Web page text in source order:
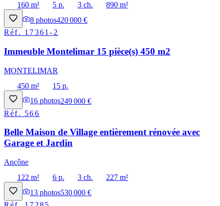
160 m²
5 p. 3 ch.
890 m²
8 photos420 000 €
Réf. 17361-2
Immeuble Montelimar 15 pièce(s) 450 m2
MONTELIMAR
450 m²
15 p.
16 photos249 000 €
Réf. 566
Belle Maison de Village entièrement rénovée avec
Garage et Jardin
Ancône
122 m²
6 p. 3 ch.
227 m²
13 photos530 000 €